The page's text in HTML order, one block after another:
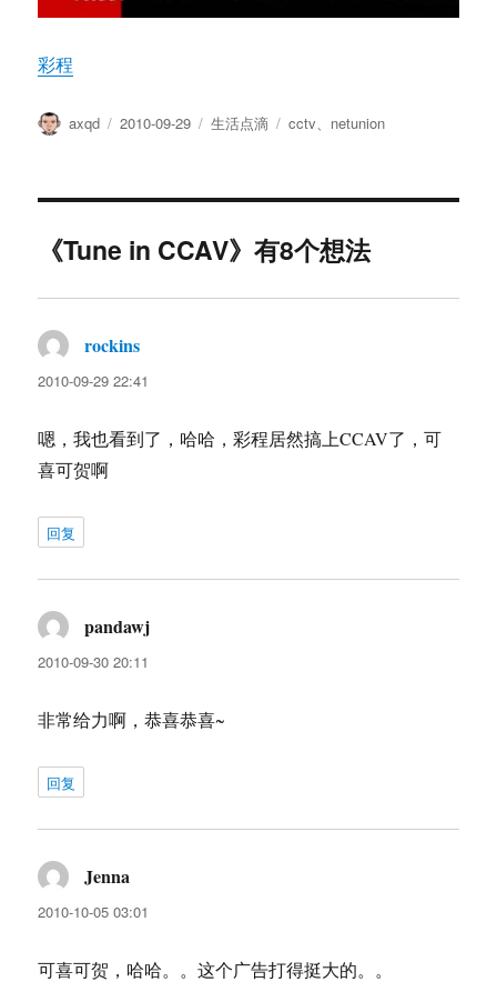
彩程
作
axqd
发
2010-09-29
分
生活点滴
标
cctv netunion
《Tune in CCAV》有8个想法
rockins
道：
2010-09-29 22:41
嗯，我也看到了，哈哈，彩程居然搞上CCAV了，可
喜可贺啊
回复
pandawj
2010-09-30 20:11
非常给力啊，恭喜恭喜~
回复
Jenna
道：
2010-10-05 03:01
可喜可贺，哈哈。。这个广告打得挺大的。。